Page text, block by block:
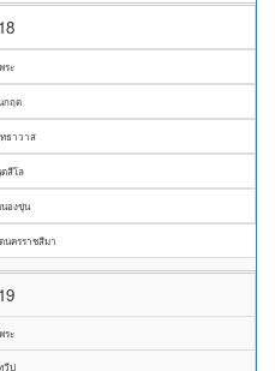
18
พระ
กฤต
ธาวาส
สีโล
องขุ่น
นครราชสีมา
19
พระ
วีป